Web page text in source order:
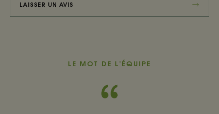
LAISSER UN AVIS
LE MOT DE L'ÉQUIPE